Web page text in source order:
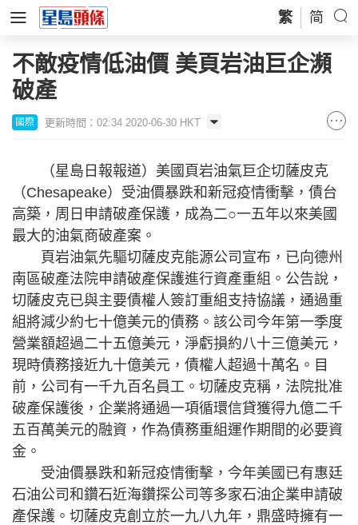
繁 简
不敵疫情低油價 美頁岩油巨企瀕
破產
國際 更新時間：02:34 2020-06-30 HKT
（星島日報報道）美國頁岩油氣巨企切薩皮克
（Chesapeake）受油價暴跌和新冠疫情衝擊，債台
高築，周日申請破產保護，成為二○一五年以來美國
最大的油氣商破產案。
頁岩油氣先驅切薩皮克能源公司宣布，已向德州
南區破產法院申請破產保護進行資產重組。公告說，
切薩皮克已與主要債權人簽訂重組支持協議，通過重
組將減少約七十億美元的債務。該公司今年第一季度
營業額超過二十五億美元，淨虧損約八十三億美元，
現時債務接近九十億美元，債權人超過十萬名。目
前，公司有一千九百名員工。切薩皮克稱，法院批准
破產保護後，企業將通過一項循環信貸獲得九億二千
五百萬美元的融資，作為債務重組運作期間的必要資
金。
受油價暴跌和新冠疫情衝擊，今年美國已有惠廷
石油公司和鑽石近海鑽探公司等多家石油企業申請破
產保護。切薩皮克創立於一九八九年，鼎盛時擁有一